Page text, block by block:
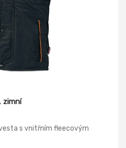
zimní
s vnitřním fleecovým